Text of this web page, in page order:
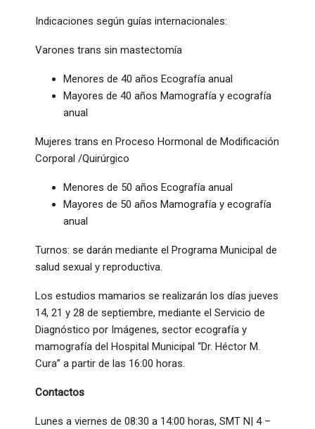
Indicaciones según guías internacionales:
Varones trans sin mastectomía
Menores de 40 años Ecografía anual
Mayores de 40 años Mamografía y ecografía
anual
Mujeres trans en Proceso Hormonal de Modificación
Corporal /Quirúrgico
Menores de 50 años Ecografía anual
Mayores de 50 años Mamografía y ecografía
anual
Turnos: se darán mediante el Programa Municipal de
salud sexual y reproductiva.
Los estudios mamarios se realizarán los días jueves
14, 21 y 28 de septiembre, mediante el Servicio de
Diagnóstico por Imágenes, sector ecografía y
mamografía del Hospital Municipal “Dr. Héctor M.
Cura” a partir de las 16:00 horas.
Contactos
Lunes a viernes de 08:30 a 14:00 horas, SMT N| 4 –